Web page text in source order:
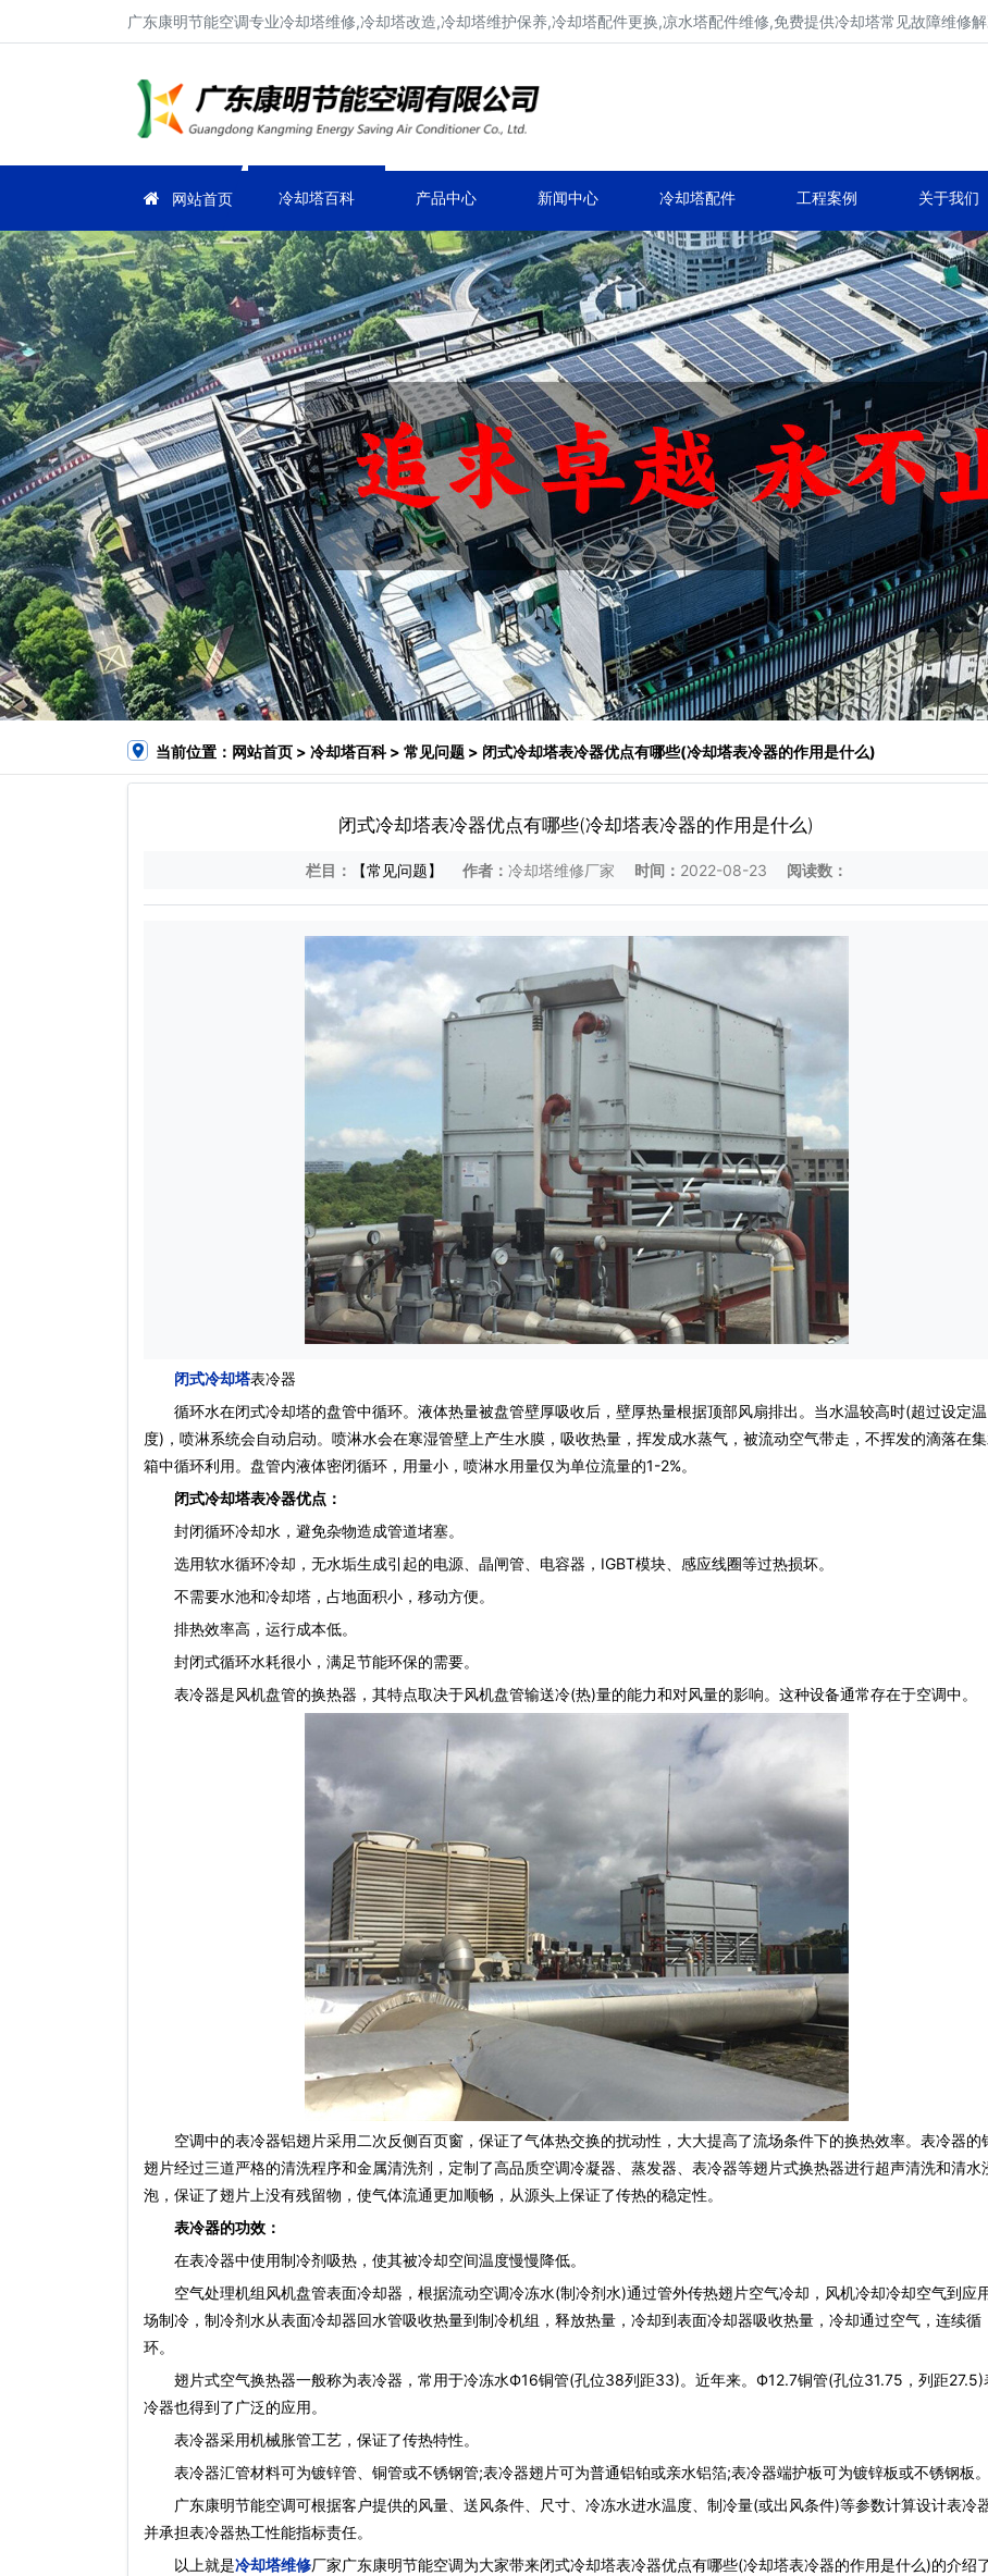
广东康明节能空调专业冷却塔维修,冷却塔改造,冷却塔维护保养,冷却塔配件更换,凉水塔配件维修,免费提供冷却塔常见故障维修解
网站首页 冷却塔百科 产品中心 新闻中心 冷却塔配件 工程案例 关于我们
当前位置： 网站首页 > 冷却塔百科> 常见问题 > 闭式冷却塔表冷器优点有哪些(冷却塔表冷器的作用是什么)
闭式冷却塔表冷器优点有哪些(冷却塔表冷器的作用是什么)
栏目： 【常见问题】 作者： 冷却塔维修厂家 时间： 2022-08-23 阅读数：
闭式冷却塔表冷器
循环水在闭式冷却塔的盘管中循环。液体热量被盘管壁厚吸收后，壁厚热量根据顶部风扇排出。当水温较高时(超过设定温
度)，喷淋系统会自动启动。喷淋水会在寒湿管壁上产生水膜，吸收热量，挥发成水蒸气，被流动空气带走，不挥发的滴落在
箱中循环利用。盘管内液体密闭循环，用量小，喷淋水用量仅为单位流量的1-2%。
闭式冷却塔表冷器优点：
封闭循环冷却水，避免杂物造成管道堵塞。
选用软水循环冷却，无水垢生成引起的电源、晶闸管、电容器，IGBT模块、感应线圈等过热损坏。
不需要水池和冷却塔，占地面积小，移动方便。
排热效率高，运行成本低。
封闭式循环水耗很小，满足节能环保的需要。
表冷器是风机盘管的换热器，其特点取决于风机盘管输送冷(热)量的能力和对风量的影响。这种设备通常存在于空调中。
空调中的表冷器铝翅片采用二次反侧百页窗，保证了气体热交换的扰动性，大大提高了流场条件下的换热效率。表冷器的
翅片经过三道严格的清洗程序和金属清洗剂，定制了高品质空调冷凝器、蒸发器、表冷器等翅片式换热器进行超声清洗和清水
泡，保证了翅片上没有残留物，使气体流通更加顺畅，从源头上保证了传热的稳定性。
表冷器的功效：
在表冷器中使用制冷剂吸热，使其被冷却空间温度慢慢降低。
空气处理机组风机盘管表面冷却器，根据流动空调冷冻水(制冷剂水)通过管外传热翅片空气冷却，风机冷却冷却空气到应
场制冷，制冷剂水从表面冷却器回水管吸收热量到制冷机组，释放热量，冷却到表面冷却器吸收热量，冷却通过空气，连续循
环。
翅片式空气换热器一般称为表冷器，常用于冷冻水Ф16铜管(孔位38列距33)。近年来。Ф12.7铜管(孔位31.75，列距27.5)
冷器也得到了广泛的应用。
表冷器采用机械胀管工艺，保证了传热特性。
表冷器汇管材料可为镀锌管、铜管或不锈钢管;表冷器翅片可为普通铝铂或亲水铝箔;表冷器端护板可为镀锌板或不锈钢板。
广东康明节能空调可根据客户提供的风量、送风条件、尺寸、冷冻水进水温度、制冷量(或出风条件)等参数计算设计表冷
并承担表冷器热工性能指标责任。
以上就是冷却塔维修厂家广东康明节能空调为大家带来闭式冷却塔表冷器优点有哪些(冷却塔表冷器的作用是什么)的介绍